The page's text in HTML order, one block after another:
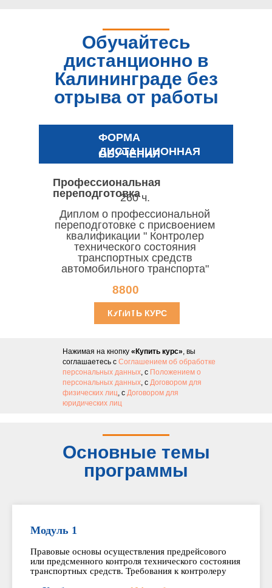
Обучайтесь
дистанционно в
Калининграде без
отрыва от работы
ФОРМА
ОБУЧЕНИЯ
ДИСТАНЦИОННАЯ
Профессиональная
переподготовка
Диплом о профессиональной
переподготовке с присвоением
квалификации " Контролер
технического состояния
транспортных средств
автомобильного транспорта"
260 ч.
КУПИТЬ КУРС
8800
руб.
Нажимая на кнопку «Купить курс», вы
соглашаетесь с Соглашением об обработке
персональных данных, с Положением о
персональных данных, с Договором для
физических лиц, с Договором для
юридических лиц
Основные темы
программы
Модуль 1
Правовые основы осуществления предрейсового
или предсменного контроля технического состояния
транспортных средств. Требования к контролеру